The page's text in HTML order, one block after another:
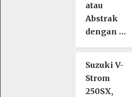
atau
Abstrak
dengan …
Suzuki V-
Strom
250SX,